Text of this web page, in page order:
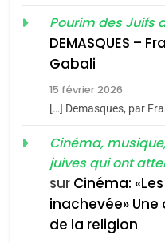
Pourim des Juifs
DEMASQUES –
Gabali
15 février 2026
[…] Demasques, par
Cinéma,
juives qui ont
sur Cinéma:
inachevée»
de la religion
FRANCE
CE